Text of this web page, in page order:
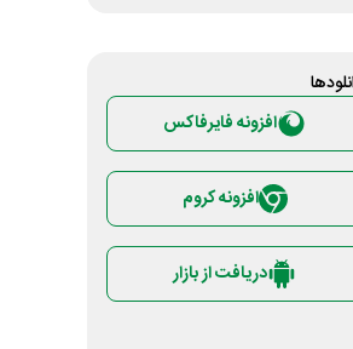
افزونه فایرفاکس
افزونه کروم
دریافت از بازار